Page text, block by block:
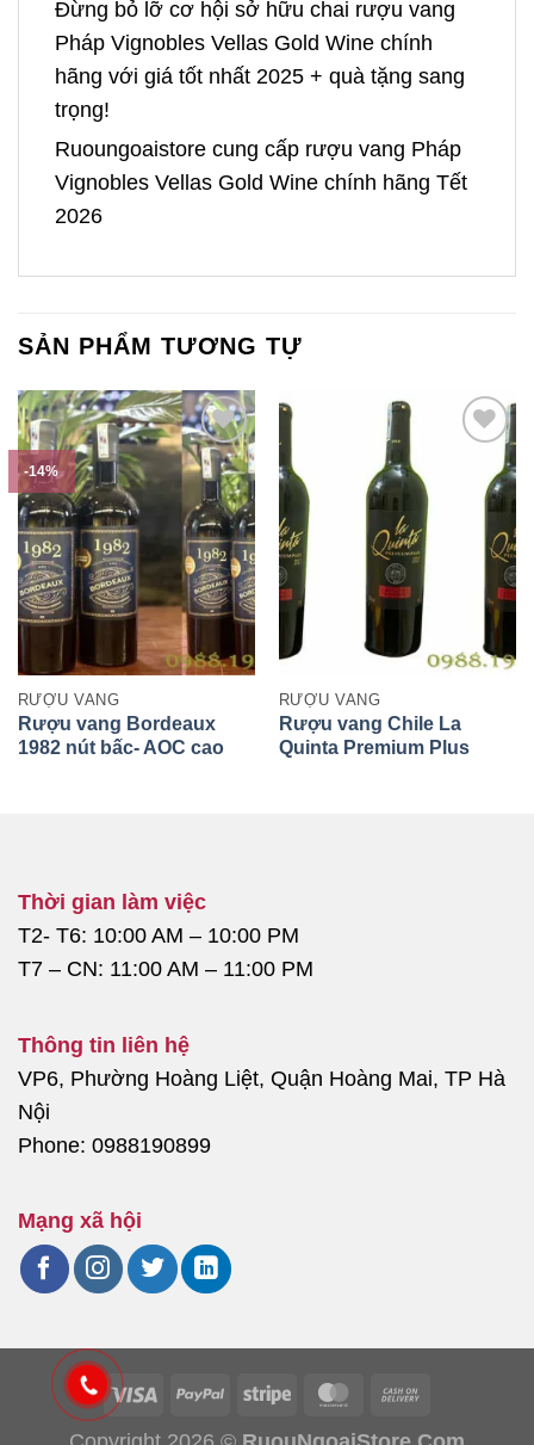
Đừng bỏ lỡ cơ hội sở hữu chai rượu vang
Pháp Vignobles Vellas Gold Wine chính
hãng với giá tốt nhất 2025 + quà tặng sang
trọng!
Ruoungoaistore cung cấp rượu vang Pháp
Vignobles Vellas Gold Wine chính hãng Tết
2026
SẢN PHẨM TƯƠNG TỰ
-14%
RƯỢU VANG
Rượu vang Bordeaux
1982 nút bấc- AOC cao
RƯỢU VANG
Rượu vang Chile La
Quinta Premium Plus
Thời gian làm việc
T2- T6: 10:00 AM – 10:00 PM
T7 – CN: 11:00 AM – 11:00 PM
Thông tin liên hệ
VP6, Phường Hoàng Liệt, Quận Hoàng Mai, TP Hà
Nội
Phone: 0988190899
Mạng xã hội